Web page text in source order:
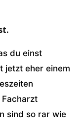
du einst
jetzt eher einem
sind so rar wie